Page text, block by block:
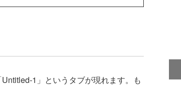
1」というタブが現れます。も